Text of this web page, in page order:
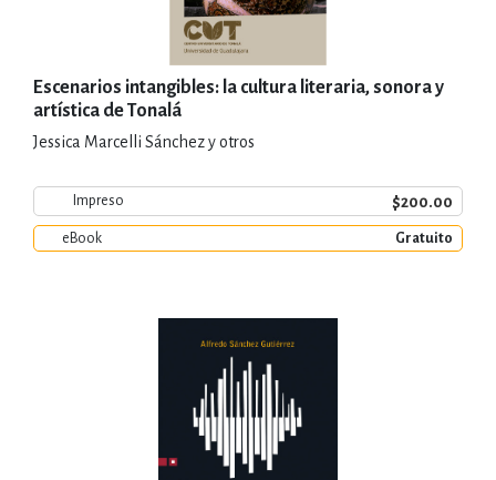
Escenarios intangibles: la cultura literaria, sonora y
artística de Tonalá
Jessica Marcelli Sánchez y otros
Impreso $200.00
eBook Gratuito